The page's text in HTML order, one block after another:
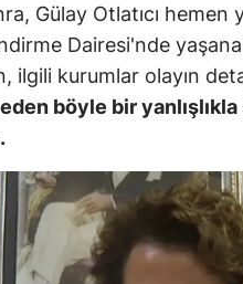
Kastamonu
Kayseri
Kırklareli
Kocaeli
Konya
Gülay Otlatıcı
Dairesi'nde
ilgili kurumlar olayın
böyle bir yanlışlıkla